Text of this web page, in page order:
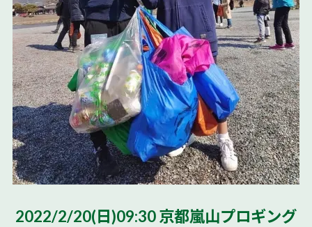
2022/2/20(日)09:30 京都嵐山プロギング